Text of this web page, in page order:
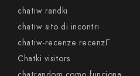
chatiw randki
chatiw sito di incontri
chatiw-recenze recenzГ­
Chatki visitors